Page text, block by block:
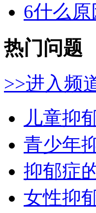
6什么原
热门问题
>>进入频
儿童抑
青少年
抑郁症
女性抑